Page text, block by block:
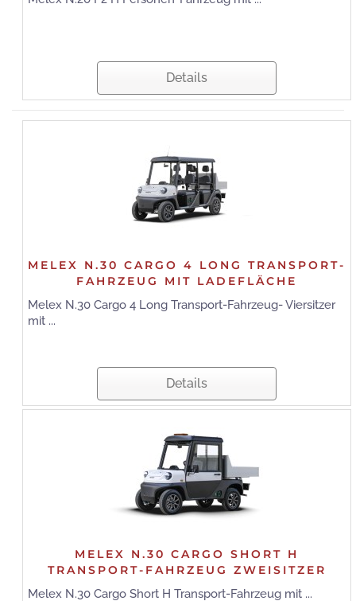
Details
MELEX N.30 CARGO 4 LONG TRANSPORT-
FAHRZEUG MIT LADEFLÄCHE
Melex N.30 Cargo 4 Long Transport-Fahrzeug- Viersitzer
mit ...
Details
MELEX N.30 CARGO SHORT H
TRANSPORT-FAHRZEUG ZWEISITZER
Melex N.30 Cargo Short H Transport-Fahrzeug mit ...